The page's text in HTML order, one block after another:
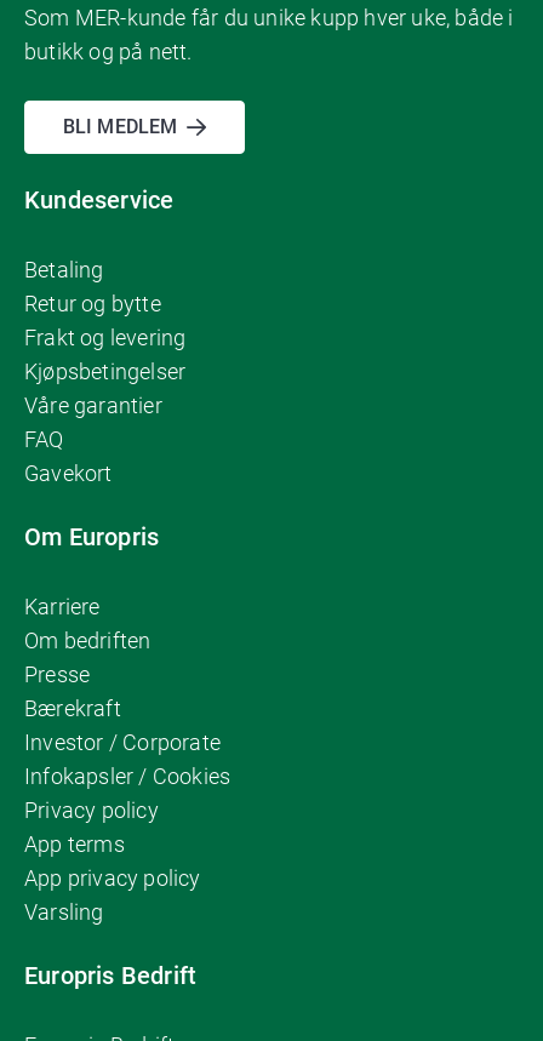
Som MER-kunde får du unike kupp hver uke, både i
butikk og på nett.
BLI MEDLEM
Kundeservice
Betaling
Retur og bytte
Frakt og levering
Kjøpsbetingelser
Våre garantier
FAQ
Gavekort
Om Europris
Karriere
Om bedriften
Presse
Bærekraft
Investor / Corporate
Infokapsler / Cookies
Privacy policy
App terms
App privacy policy
Varsling
Europris Bedrift